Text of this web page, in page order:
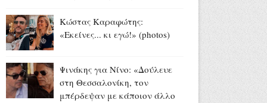
Αύγουστος 07, 2026
Παγκόσμιο Στίβου Κ20:
Ασημένιο μετάλλιο για την
μήκος (videos)
Αύγουστος 07, 2026
Κώστας Καραφώτης:
«Εκείνες... κι εγώ!» (photos)
Ψινάκης για Νίνο: «Δούλευε
στη Θεσσαλονίκη, τον
μπέρδεψαν με κάποιον άλλο